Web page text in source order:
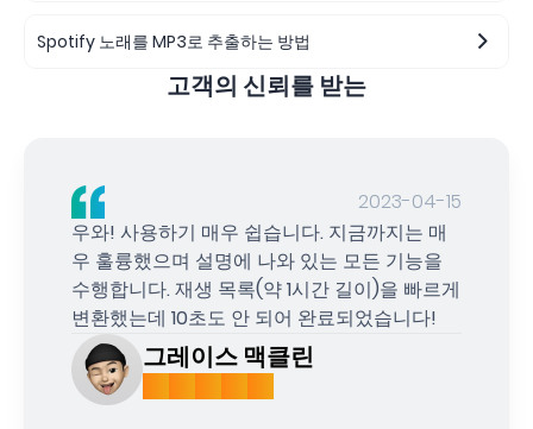
Spotify 노래를 MP3로 추출하는 방법
고객의 신뢰를 받는
2023-04-15
우와! 사용하기 매우 쉽습니다. 지금까지는 매
우 훌륭했으며 설명에 나와 있는 모든 기능을
수행합니다. 재생 목록(약 1시간 길이)을 빠르게
변환했는데 10초도 안 되어 완료되었습니다!
그레이스 맥클린